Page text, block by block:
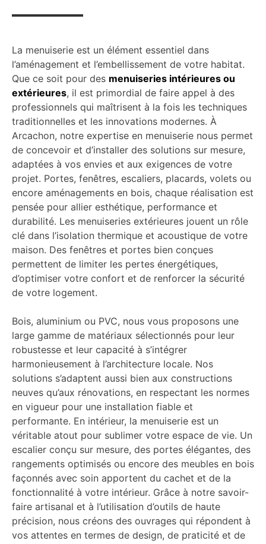
La menuiserie est un élément essentiel dans
l’aménagement et l’embellissement de votre habitat.
Que ce soit pour des menuiseries intérieures ou
extérieures, il est primordial de faire appel à des
professionnels qui maîtrisent à la fois les techniques
traditionnelles et les innovations modernes. À
Arcachon, notre expertise en menuiserie nous permet
de concevoir et d’installer des solutions sur mesure,
adaptées à vos envies et aux exigences de votre
projet. Portes, fenêtres, escaliers, placards, volets ou
encore aménagements en bois, chaque réalisation est
pensée pour allier esthétique, performance et
durabilité. Les menuiseries extérieures jouent un rôle
clé dans l’isolation thermique et acoustique de votre
maison. Des fenêtres et portes bien conçues
permettent de limiter les pertes énergétiques,
d’optimiser votre confort et de renforcer la sécurité
de votre logement.
Bois, aluminium ou PVC, nous vous proposons une
large gamme de matériaux sélectionnés pour leur
robustesse et leur capacité à s’intégrer
harmonieusement à l’architecture locale. Nos
solutions s’adaptent aussi bien aux constructions
neuves qu’aux rénovations, en respectant les normes
en vigueur pour une installation fiable et
performante. En intérieur, la menuiserie est un
véritable atout pour sublimer votre espace de vie. Un
escalier conçu sur mesure, des portes élégantes, des
rangements optimisés ou encore des meubles en bois
façonnés avec soin apportent du cachet et de la
fonctionnalité à votre intérieur. Grâce à notre savoir-
faire artisanal et à l’utilisation d’outils de haute
précision, nous créons des ouvrages qui répondent à
vos attentes en termes de design, de praticité et de